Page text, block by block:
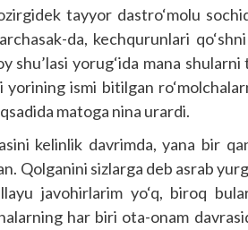
tayyor dastro‘molu
da, kechqurunlari
shu’lasi yorug‘ida mana
ismi bitilgan
matoga nina urardi.
kelinlik davrimda, yana bir
Qolganini sizlarga deb asrab
javohirlarim yo‘q, biroq
har biri ota-onam